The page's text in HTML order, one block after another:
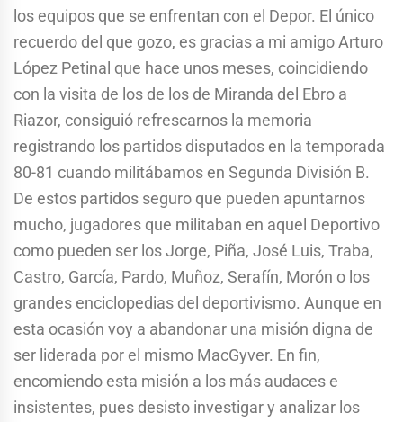
los equipos que se enfrentan con el Depor. El único
recuerdo del que gozo, es gracias a mi amigo Arturo
López Petinal que hace unos meses, coincidiendo
con la visita de los de los de Miranda del Ebro a
Riazor, consiguió refrescarnos la memoria
registrando los partidos disputados en la temporada
80-81 cuando militábamos en Segunda División B.
De estos partidos seguro que pueden apuntarnos
mucho, jugadores que militaban en aquel Deportivo
como pueden ser los Jorge, Piña, José Luis, Traba,
Castro, García, Pardo, Muñoz, Serafín, Morón o los
grandes enciclopedias del deportivismo. Aunque en
esta ocasión voy a abandonar una misión digna de
ser liderada por el mismo MacGyver. En fin,
encomiendo esta misión a los más audaces e
insistentes, pues desisto investigar y analizar los